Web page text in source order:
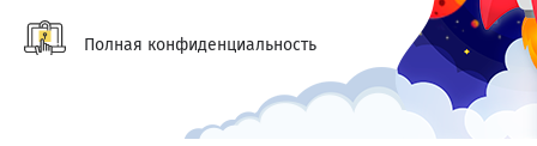
Полная конфиденциальность